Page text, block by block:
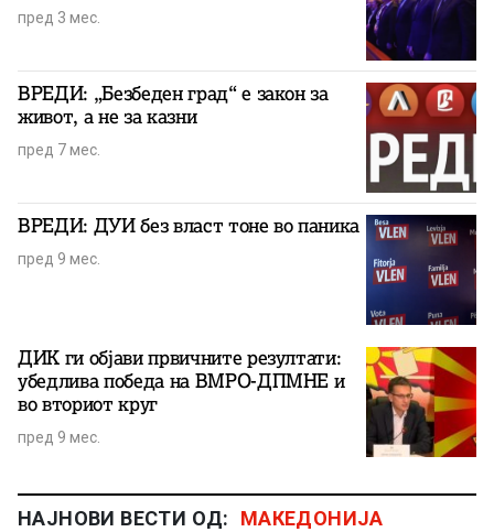
пред 3 мес.
ВРЕДИ: „Безбеден град“ е закон за
живот, а не за казни
пред 7 мес.
ВРЕДИ: ДУИ без власт тоне во паника
пред 9 мес.
ДИК ги објави првичните резултати:
убедлива победа на ВМРО-ДПМНЕ и
во вториот круг
пред 9 мес.
НАЈНОВИ ВЕСТИ ОД: МАКЕДОНИЈА